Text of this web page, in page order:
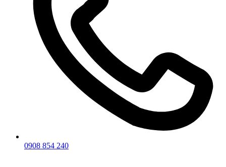
0908 854 240